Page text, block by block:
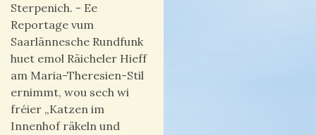
Sterpenich. - Ee
Reportage vum
Saarlännesche Rundfunk
huet emol Räicheler Hieff
am Maria-Theresien-Stil
ernimmt, wou sech wi
fréier „Katzen im
Innenhof räkeln und